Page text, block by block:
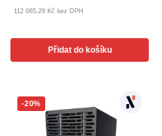
112 065,29 Kč bez DPH
Přidat do košíku
-20%